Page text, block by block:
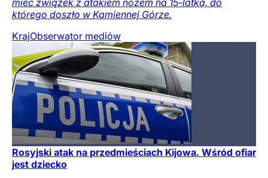
mieć związek z atakiem nożem na 15-latka, do
którego doszło w Kamiennej Górze.
KrajObserwator mediów
Rosyjski atak na przedmieściach Kijowa. Wśród ofiar
jest dziecko